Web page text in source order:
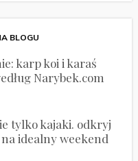
BLOGU
karp koi i karaś
Narybek.com
tylko kajaki. odkryj
idealny weekend